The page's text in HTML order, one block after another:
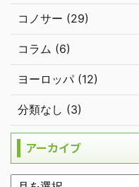
コノサー (29)
コラム (6)
ヨーロッパ (12)
分類なし (3)
アーカイブ